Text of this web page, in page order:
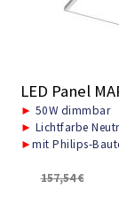
LED Panel
► 50W dimmbar
► Lichtfarbe
►mit Philips-
157,54€